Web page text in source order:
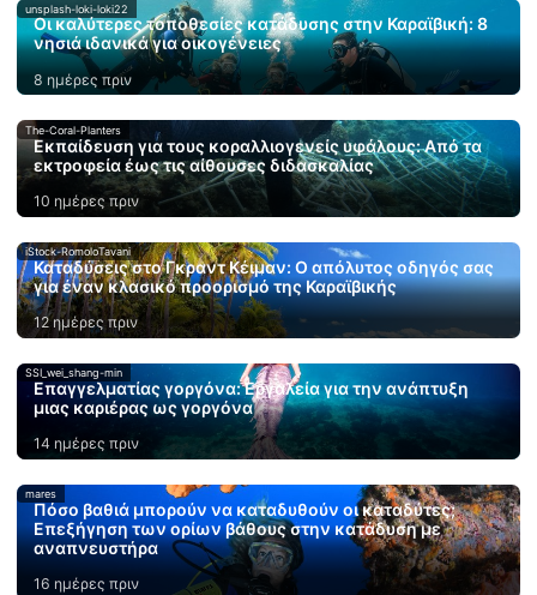
unsplash-loki-loki22
Οι καλύτερες τοποθεσίες κατάδυσης στην Καραϊβική: 8
νησιά ιδανικά για οικογένειες
8 ημέρες πριν
The-Coral-Planters
Εκπαίδευση για τους κοραλλιογενείς υφάλους: Από τα
εκτροφεία έως τις αίθουσες διδασκαλίας
10 ημέρες πριν
iStock-RomoloTavani
Καταδύσεις στο Γκραντ Κέιμαν: Ο απόλυτος οδηγός σας
για έναν κλασικό προορισμό της Καραϊβικής
12 ημέρες πριν
SSI_wei_shang-min
Επαγγελματίας γοργόνα: Εργαλεία για την ανάπτυξη
μιας καριέρας ως γοργόνα
14 ημέρες πριν
mares
Πόσο βαθιά μπορούν να καταδυθούν οι καταδύτες;
Επεξήγηση των ορίων βάθους στην κατάδυση με
αναπνευστήρα
16 ημέρες πριν